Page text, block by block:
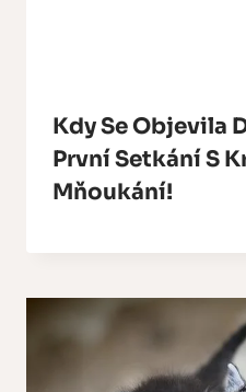
Kdy Se Objevila
První Setkání S
Mňoukání!